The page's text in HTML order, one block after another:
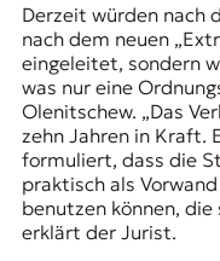
Derzeit würden nach
nach dem neuen
eingeleitet, sondern
was nur eine
Olenitschew. „Das
zehn Jahren in Kraft.
formuliert, dass die
praktisch als
benutzen können,
erklärt der Jurist.